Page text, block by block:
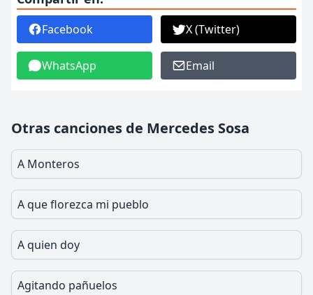
Facebook X (Twitter)
WhatsApp Email
Otras canciones de Mercedes Sosa
A Monteros
A que florezca mi pueblo
A quien doy
Agitando pañuelos